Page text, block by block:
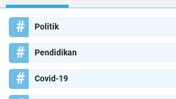
Politik
Pendidikan
Covid-19